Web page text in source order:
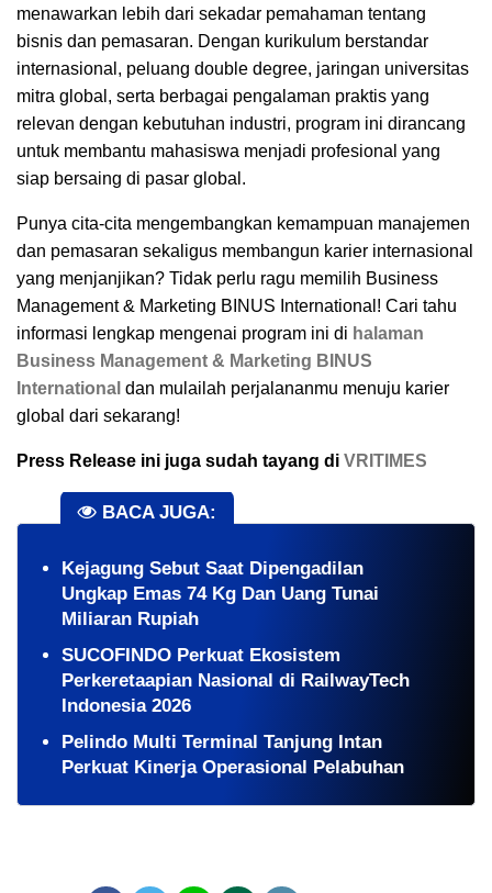
menawarkan lebih dari sekadar pemahaman tentang
bisnis dan pemasaran. Dengan kurikulum berstandar
internasional, peluang double degree, jaringan universitas
mitra global, serta berbagai pengalaman praktis yang
relevan dengan kebutuhan industri, program ini dirancang
untuk membantu mahasiswa menjadi profesional yang
siap bersaing di pasar global.
Punya cita-cita mengembangkan kemampuan manajemen
dan pemasaran sekaligus membangun karier internasional
yang menjanjikan? Tidak perlu ragu memilih Business
Management & Marketing BINUS International! Cari tahu
informasi lengkap mengenai program ini di halaman
Business Management & Marketing BINUS
International dan mulailah perjalananmu menuju karier
global dari sekarang!
Press Release ini juga sudah tayang di VRITIMES
BACA JUGA:
Kejagung Sebut Saat Dipengadilan
Ungkap Emas 74 Kg Dan Uang Tunai
Miliaran Rupiah
SUCOFINDO Perkuat Ekosistem
Perkeretaapian Nasional di RailwayTech
Indonesia 2026
Pelindo Multi Terminal Tanjung Intan
Perkuat Kinerja Operasional Pelabuhan